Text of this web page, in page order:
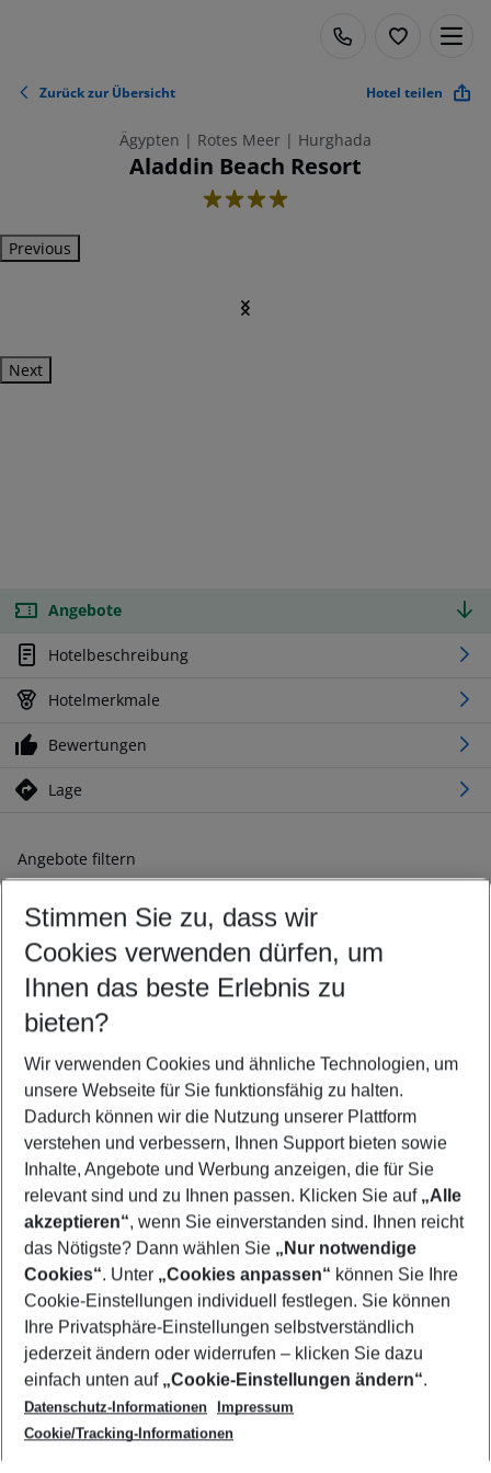
Zurück zur Übersicht Hotel teilen
Ägypten | Rotes Meer | Hurghada
Aladdin Beach Resort
4
Previous
Next
Angebote
Hotelbeschreibung
Hotelmerkmale
Bewertungen
Lage
Angebote filtern
Ändern Sie Ihre Kriterien nach Ihren Wünschen
Abflughafen wählen
Beliebiger Abflughafen
Reisezeitraum wählen
11.08.26– 09.08.27 5-8 Nächte
2 Erwachsene Keine Kinder
Mehr Filter anzeigen
Footer
Footer navigation
Über uns
AGB
Cookie-Einstellungen ändern
Cookie-Richtlinie
Datenschutz
Service & Hilfe
Barrierefreies Reisen
Check-in
Folgen Sie uns
Stimmen Sie zu, dass wir
Cookies verwenden dürfen, um
Ihnen das beste Erlebnis zu
bieten?
Wir verwenden Cookies und ähnliche Technologien, um
unsere Webseite für Sie funktionsfähig zu halten.
Dadurch können wir die Nutzung unserer Plattform
verstehen und verbessern, Ihnen Support bieten sowie
Inhalte, Angebote und Werbung anzeigen, die für Sie
relevant sind und zu Ihnen passen. Klicken Sie auf „Alle
akzeptieren“, wenn Sie einverstanden sind. Ihnen reicht
das Nötigste? Dann wählen Sie „Nur notwendige
Cookies“. Unter „Cookies anpassen“ können Sie Ihre
Cookie-Einstellungen individuell festlegen. Sie können
Ihre Privatsphäre-Einstellungen selbstverständlich
jederzeit ändern oder widerrufen – klicken Sie dazu
einfach unten auf „Cookie-Einstellungen ändern“.
Datenschutz-Informationen
Impressum
Cookie/Tracking-Informationen